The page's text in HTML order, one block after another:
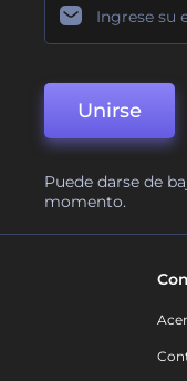
Unirse
Puede darse de
momento.